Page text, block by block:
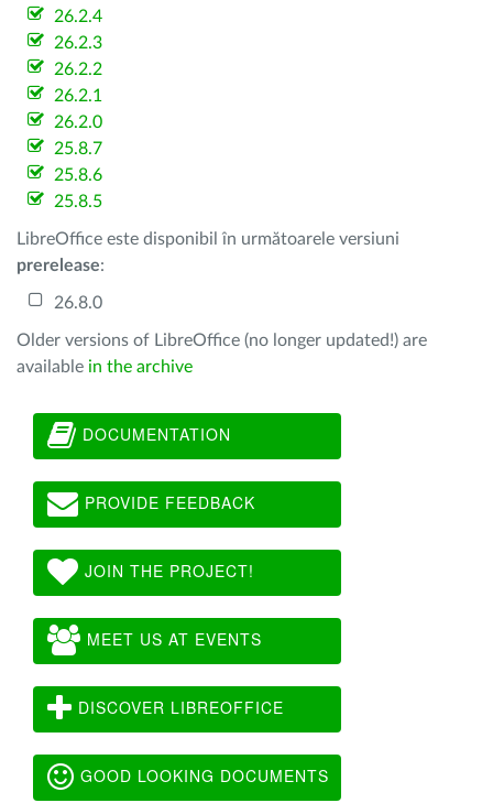
26.2.4
26.2.3
26.2.2
26.2.1
26.2.0
25.8.7
25.8.6
25.8.5
LibreOffice este disponibil în următoarele versiuni
prerelease:
26.8.0
Older versions of LibreOffice (no longer updated!) are
available in the archive
DOCUMENTATION
PROVIDE FEEDBACK
JOIN THE PROJECT!
MEET US AT EVENTS
DISCOVER LIBREOFFICE
GOOD LOOKING DOCUMENTS